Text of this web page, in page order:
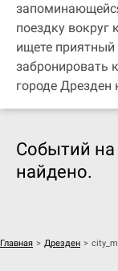
поездку вокруг
ищете
забронировать
городе Дрезден
Событий
найдено.
Главная > Дрезден >